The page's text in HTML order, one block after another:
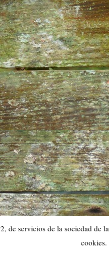
de servicios de la sociedad de
cookies.